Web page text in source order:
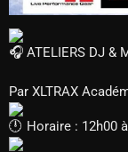
ATELIERS DJ &
Par XLTRAX
Horaire : 12h00